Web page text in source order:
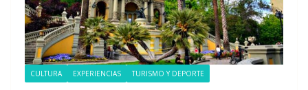
CULTURA EXPERIENCIAS TURISMO Y DEPORTE